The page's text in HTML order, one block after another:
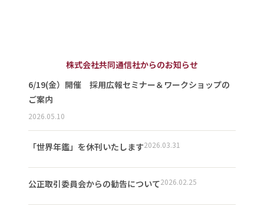
株式会社共同通信社からのお知らせ
6/19(金）開催 採用広報セミナー＆ワークショップの
ご案内
2026.05.10
「世界年鑑」を休刊いたします2026.03.31
公正取引委員会からの勧告について2026.02.25